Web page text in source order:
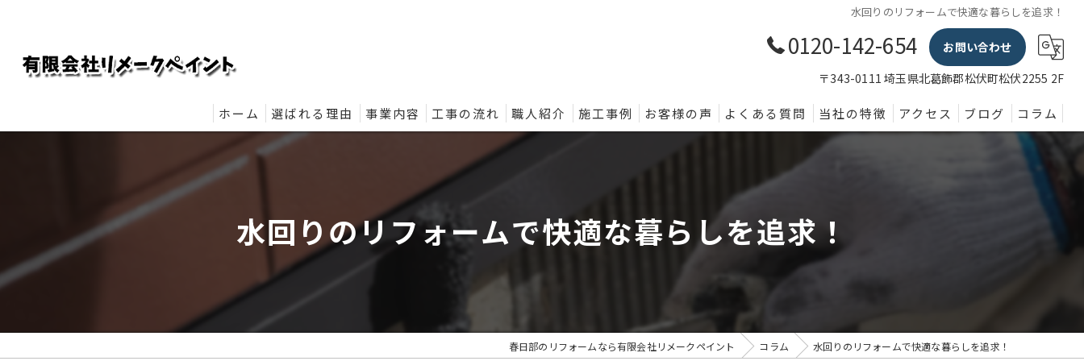
水回りのリフォームで快適な暮らしを追求！
0120-142-654
お問い合わせ
〒343-0111 埼玉県北葛飾郡松伏町松伏2255 2F
ホーム 選ばれる理由
リメークペイントの外壁塗装プラン
事業内容 工事の流れ 職人紹介 施工事例 お客様の声 よくある質問 当社の特徴
内装
アクセス ブログ コラム
水回りのリフォームで快適な暮らしを追求！
春日部のリフォームなら有限会社リメークペイント コラム 水回りのリフォームで快適な暮らしを追求！